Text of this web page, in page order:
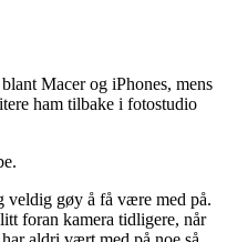
Macer og iPhones, mens
ham tilbake i fotostudio
veldig gøy å få være med på.
foran kamera tidligere, når